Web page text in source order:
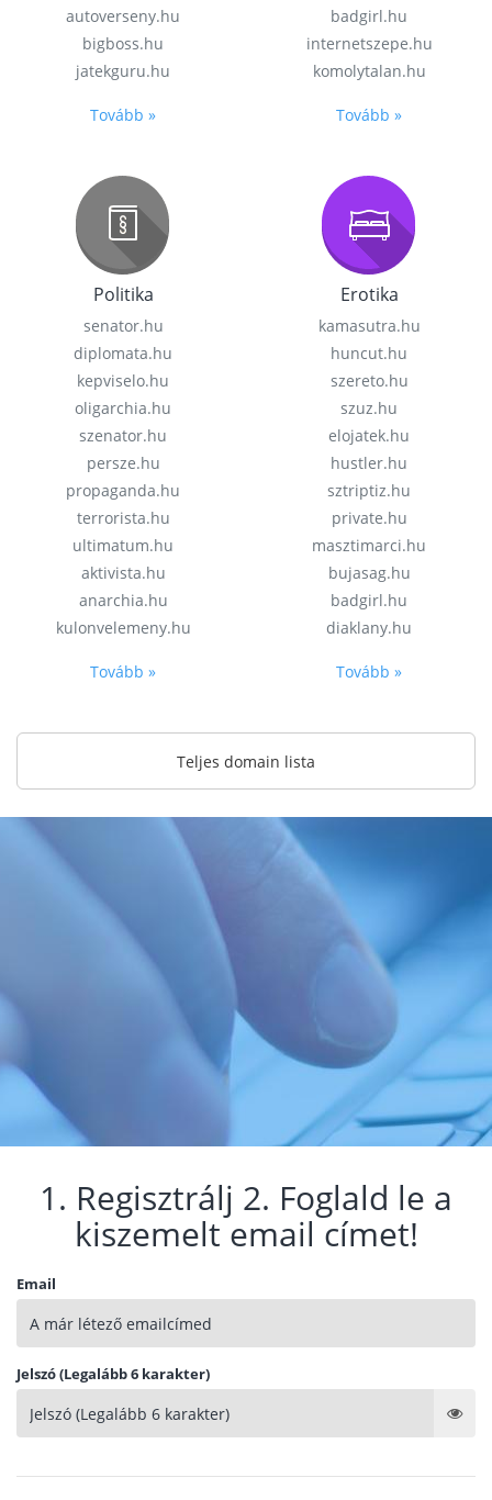
autoverseny.hu
bigboss.hu
jatekguru.hu
Tovább »
badgirl.hu
internetszepe.hu
komolytalan.hu
Tovább »
Politika
senator.hu
diplomata.hu
kepviselo.hu
oligarchia.hu
szenator.hu
persze.hu
propaganda.hu
terrorista.hu
ultimatum.hu
aktivista.hu
anarchia.hu
kulonvelemeny.hu
Tovább »
Erotika
kamasutra.hu
huncut.hu
szereto.hu
szuz.hu
elojatek.hu
hustler.hu
sztriptiz.hu
private.hu
masztimarci.hu
bujasag.hu
badgirl.hu
diaklany.hu
Tovább »
Teljes domain lista
1. Regisztrálj 2. Foglald le a
kiszemelt email címet!
Email
Jelszó (Legalább 6 karakter)